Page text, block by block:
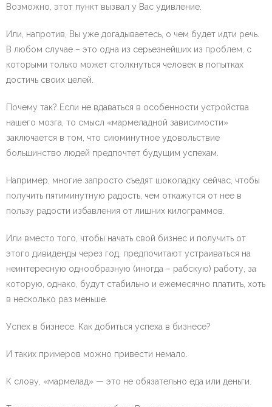
Возможно, этот пункт вызвал у Вас удивление.
Или, напротив, Вы уже догадываетесь, о чем будет идти речь.
В любом случае – это одна из серьезнейших из проблем, с
которыми только может столкнуться человек в попытках
достичь своих целей.
Почему так? Если не вдаваться в особенности устройства
нашего мозга, то смысл «мармеладной зависимости»
заключается в том, что сиюминутное удовольствие
большинство людей предпочтет будущим успехам.
Например, многие запросто съедят шоколадку сейчас, чтобы
получить пятиминутную радость, чем откажутся от нее в
пользу радости избавления от лишних килограммов.
Или вместо того, чтобы начать свой бизнес и получить от
этого дивиденды через год, предпочитают устраиваться на
неинтересную однообразную (иногда – рабскую) работу, за
которую, однако, будут стабильно и ежемесячно платить, хоть
в несколько раз меньше.
Успех в бизнесе. Как добиться успеха в бизнесе?
И таких примеров можно привести немало.
К слову, «мармелад» — это не обязательно еда или деньги.